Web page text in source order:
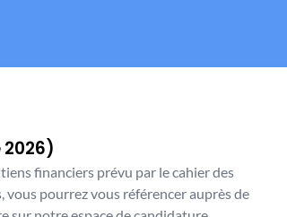
financiers prévu par le cahier des
pourrez vous référencer auprès de